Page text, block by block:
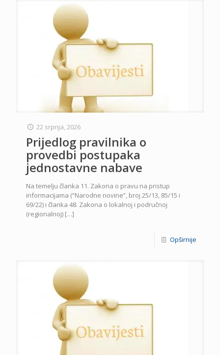
22 srpnja, 2026
Prijedlog pravilnika o
provedbi postupaka
jednostavne nabave
Na temelju članka 11. Zakona o pravu na pristup
informacijama (”Narodne novine”, broj 25/13, 85/15 i
69/22) i članka 48. Zakona o lokalnoj i područnoj
(regionalnoj) […]
Opširnije